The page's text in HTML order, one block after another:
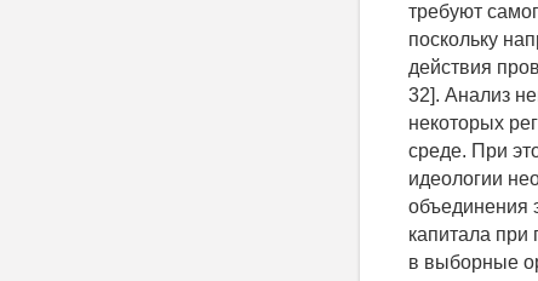
требуют
поскольку
действия
32]. Анализ
некоторых
среде. При
идеологии
объединения
капитала при
в выборные